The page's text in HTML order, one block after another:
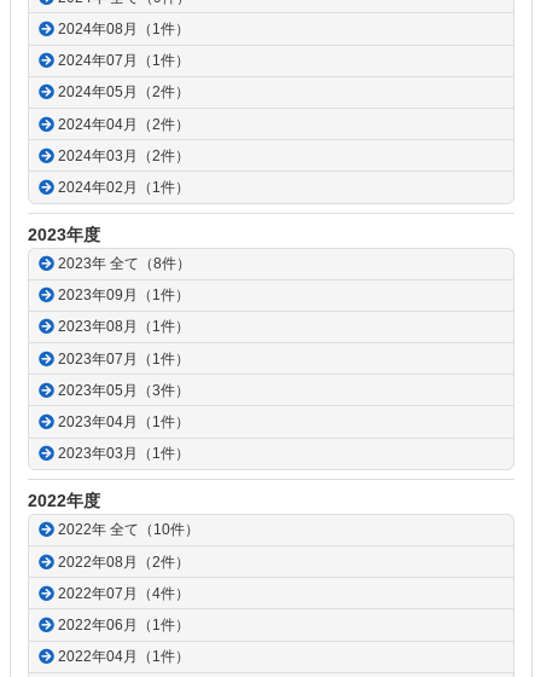
2024年08月（1件）
2024年07月（1件）
2024年05月（2件）
2024年04月（2件）
2024年03月（2件）
2024年02月（1件）
2023年度
2023年 全て（8件）
2023年09月（1件）
2023年08月（1件）
2023年07月（1件）
2023年05月（3件）
2023年04月（1件）
2023年03月（1件）
2022年度
2022年 全て（10件）
2022年08月（2件）
2022年07月（4件）
2022年06月（1件）
2022年04月（1件）